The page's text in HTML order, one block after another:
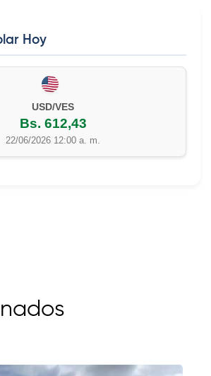
Hoy
USD/VES
Bs. 612,43
22/06/2026 12:00 a. m.